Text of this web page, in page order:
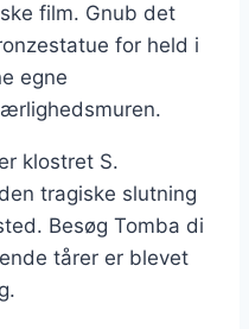
film. Gnub det
for held i
egne
klostret S.
tragiske slutning
Besøg Tomba di
tårer er blevet